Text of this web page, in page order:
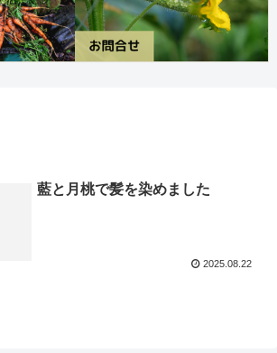
藍と月桃で髪を染めました
2025.08.22